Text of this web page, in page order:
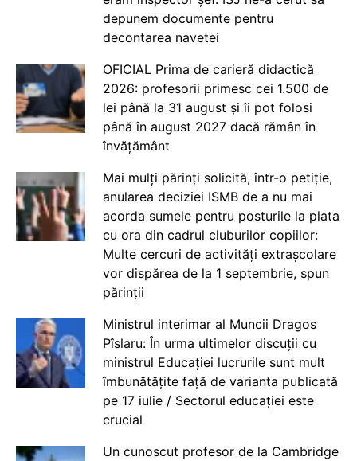
depunem documente pentru
decontarea navetei
OFICIAL Prima de carieră didactică
2026: profesorii primesc cei 1.500 de
lei până la 31 august și îi pot folosi
până în august 2027 dacă rămân în
învățământ
Mai mulți părinți solicită, într-o petiție,
anularea deciziei ISMB de a nu mai
acorda sumele pentru posturile la plata
cu ora din cadrul cluburilor copiilor:
Multe cercuri de activități extrașcolare
vor dispărea de la 1 septembrie, spun
părinții
Ministrul interimar al Muncii Dragos
Pîslaru: În urma ultimelor discuții cu
ministrul Educației lucrurile sunt mult
îmbunătățite față de varianta publicată
pe 17 iulie / Sectorul educației este
crucial
Un cunoscut profesor de la Cambridge